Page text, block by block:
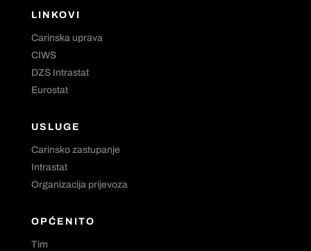
LINKOVI
Carinska uprava
CIWS
DZS Intrastat
Eurostat
USLUGE
Carinsko zastupanje
Intrastat
Organizacija prijevoza
OPĆENITO
Tim